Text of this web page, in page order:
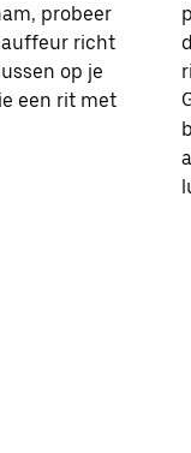
probeer
richt
op je
een rit met